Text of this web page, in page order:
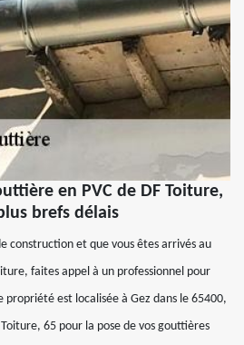
en PVC de DF Toiture,
brefs délais
construction et que vous êtes arrivés au
faites appel à un professionnel pour
propriété est localisée à Gez dans le 65400,
65 pour la pose de vos gouttières